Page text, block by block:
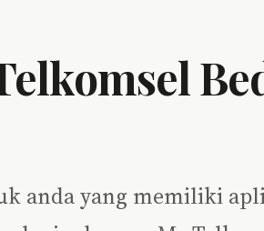
anda yang memiliki